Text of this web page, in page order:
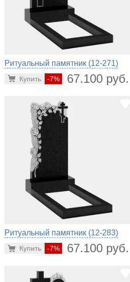
Ритуальный памятник (12-271)
-7% 67.100 руб.
Купить
Ритуальный памятник (12-283)
-7% 67.100 руб.
Купить